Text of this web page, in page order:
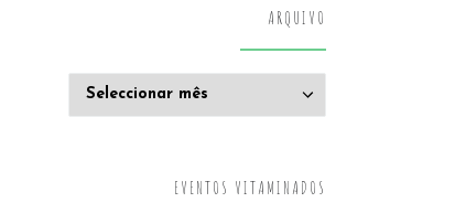
ARQUIVO
EVENTOS VITAMINADOS